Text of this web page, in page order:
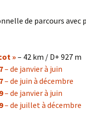
de parcours avec
» – 42 km / D+ 927 m
– de janvier à juin
– de juin à décembre
– de janvier à juin
– de juillet à décembre